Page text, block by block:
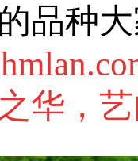
品种
华，